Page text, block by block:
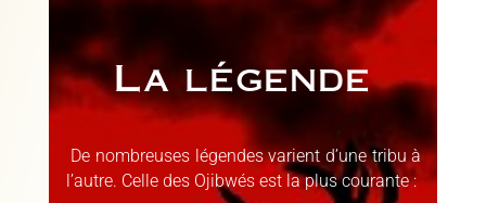
La légende
De nombreuses légendes varient d’une tribu à
l’autre. Celle des Ojibwés est la plus courante :